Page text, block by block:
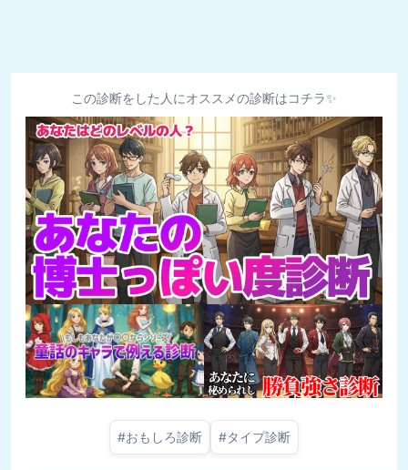
この診断をした人にオススメの診断はコチラ✨
#おもしろ診断 #タイプ診断